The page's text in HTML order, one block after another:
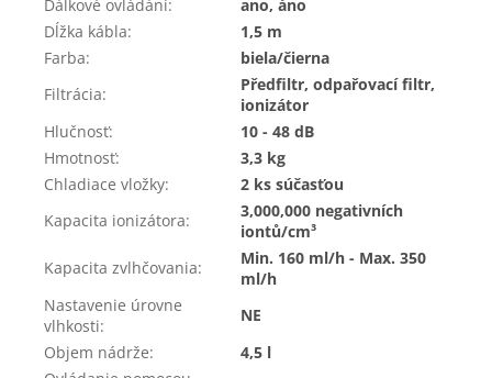
Dálkové ovládání:
ano, áno
Dĺžka kábla:
1,5 m
Farba:
biela/čierna
Filtrácia:
Předfiltr, odpařovací filtr,
ionizátor
Hlučnosť:
10 - 48 dB
Hmotnosť:
3,3 kg
Chladiace vložky:
2 ks súčasťou
Kapacita ionizátora:
3,000,000 negativních
iontů/cm³
Kapacita zvlhčovania:
Min. 160 ml/h - Max. 350
ml/h
Nastavenie úrovne
vlhkosti:
NE
Objem nádrže:
4,5 l